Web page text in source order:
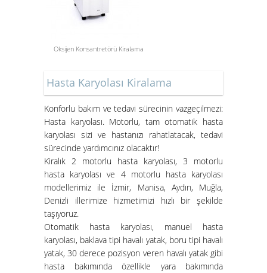
Süper Konfor ile Hasta Bakım
Yatakları
İzmir Konak Hasta Yatağı
Kurulumları Devam Ediyor
Hasta Karyolası Kiralama
Konforlu bakım ve tedavi sürecinin vazgeçilmezi:
Hasta karyolası. Motorlu, tam otomatik hasta
karyolası sizi ve hastanızı rahatlatacak, tedavi
sürecinde yardımcınız olacaktır!
Kiralık 2 motorlu hasta karyolası, 3 motorlu
hasta karyolası ve 4 motorlu hasta karyolası
modellerimiz ile İzmir, Manisa, Aydın, Muğla,
Denizli illerimize hizmetimizi hızlı bir şekilde
taşıyoruz.
Otomatik hasta karyolası, manuel hasta
karyolası, baklava tipi havalı yatak, boru tipi havalı
yatak, 30 derece pozisyon veren havalı yatak gibi
hasta bakımında özellikle yara bakımında